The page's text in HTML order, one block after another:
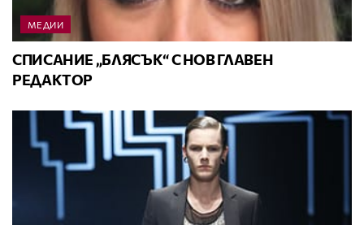
МЕДИИ
СПИСАНИЕ „БЛЯСЪК“ С НОВ ГЛАВЕН
РЕДАКТОР